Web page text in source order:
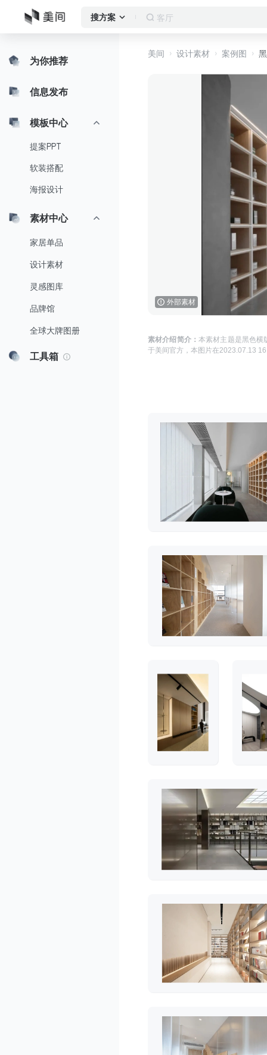
搜方案 客厅
为你推荐
信息发布
模板中心
提案PPT
软装搭配
海报设计
素材中心
家居单品
设计素材
灵感图库
品牌馆
全球大牌图册
工具箱
美间 设计素材 案例图
外部素材
素材介绍简介： 本素材主题是黑色横
于美间官方 ，本图片在2023.07.13